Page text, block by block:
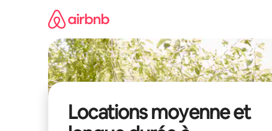
Locations moyenne et